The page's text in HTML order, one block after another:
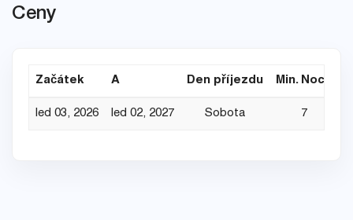
Ceny
Začátek A Den příjezdu Min. Noce
led 03, 2026 led 02, 2027 Sobota 7